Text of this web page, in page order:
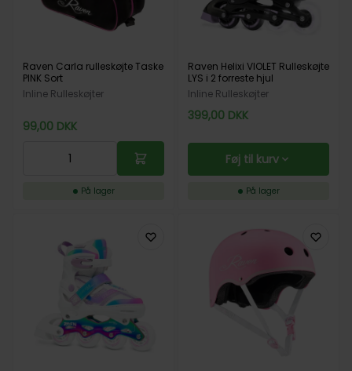
Raven Carla rulleskøjte Taske
PINK Sort
Inline Rulleskøjter
99,00 DKK
På lager
Raven Helixi VIOLET Rulleskøjte
LYS i 2 forreste hjul
Inline Rulleskøjter
399,00 DKK
Føj til kurv
På lager